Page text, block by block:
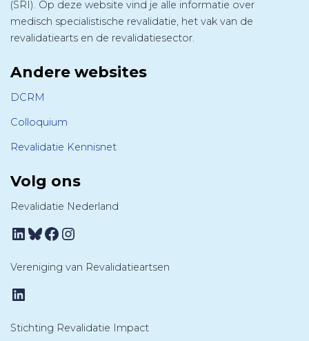
(SRI). Op deze website vind je alle informatie over
medisch specialistische revalidatie, het vak van de
revalidatiearts en de revalidatiesector.
Andere websites
DCRM
Colloquium
Revalidatie Kennisnet
Volg ons
Revalidatie Nederland
LinkedIn
Bluesky
Facebook
Instagram
Vereniging van Revalidatieartsen
LinkedIn
Stichting Revalidatie Impact